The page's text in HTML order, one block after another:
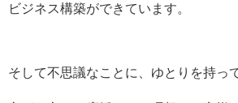
ビジネス構築ができています。
そして不思議なことに、ゆとりを持っ